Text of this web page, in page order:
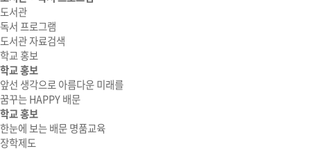
도서관
독서 프로그램
도서관 자료검색
학교 홍보
학교 홍보
앞선 생각으로 아름다운 미래를
꿈꾸는 HAPPY 배문
학교 홍보
한눈에 보는 배문 명품교육
장학제도